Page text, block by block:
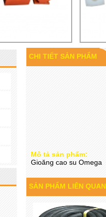
CHI TIẾT SẢN PHẨM
Mô tả sản phẩm:
Gioăng cao su Omega
SẢN PHẨM LIÊN